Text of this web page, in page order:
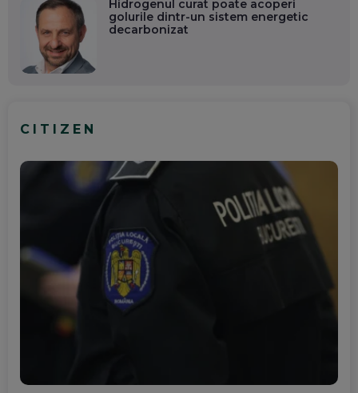
Hidrogenul curat poate acoperi
golurile dintr-un sistem energetic
decarbonizat
CITIZEN